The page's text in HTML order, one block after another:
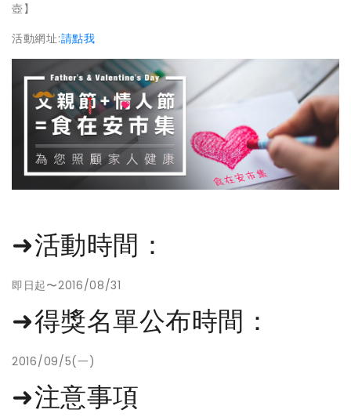
壺】
活動網址:請點我
➜活動時間：
即日起〜2016/08/31
➜得獎名單公布時間：
2016/09/5(一)
➜注意事項